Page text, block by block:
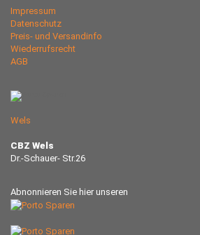
Impressum
Datenschutz
Preis- und Versandinfo
Wiederrufsrecht
AGB
Wels
CBZ Wels
Dr.-Schauer- Str.26
Abnonnieren Sie hier unseren